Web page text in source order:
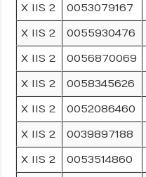
X IIS 2
0053079167
X IIS 2
0055930476
X IIS 2
0056870069
X IIS 2
0058345626
X IIS 2
0052086460
X IIS 2
0039897188
X IIS 2
0053514860